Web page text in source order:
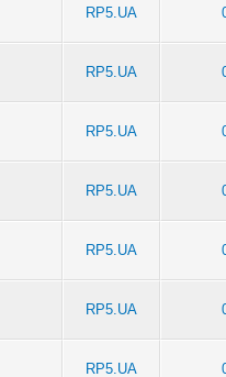
RP5.UA
RP5.UA
RP5.UA
RP5.UA
RP5.UA
RP5.UA
RP5.UA